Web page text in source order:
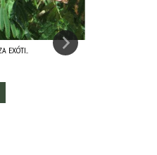
EXÓTI...